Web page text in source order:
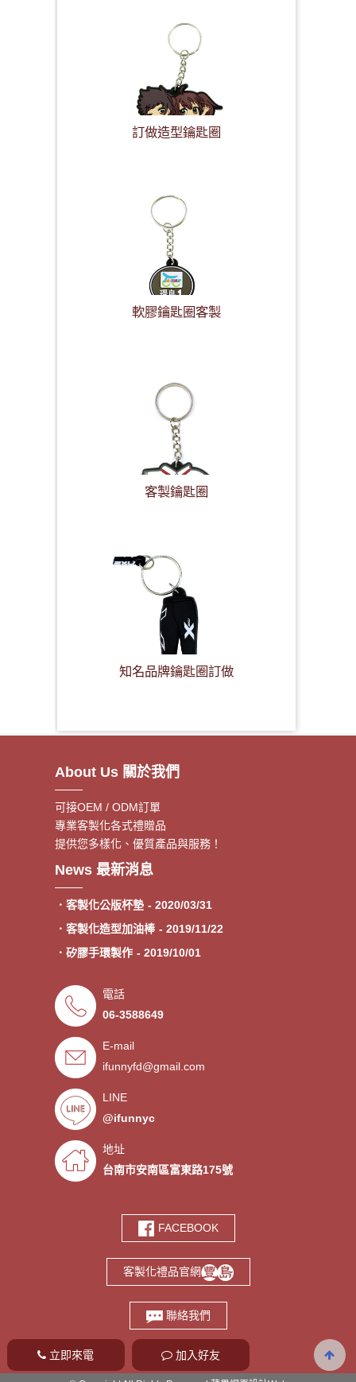
訂做造型鑰匙圈
軟膠鑰匙圈客製
客製鑰匙圈
知名品牌鑰匙圈訂做
About Us 關於我們
可接OEM / ODM訂單
專業客製化各式禮贈品
提供您多樣化、優質產品與服務！
News 最新消息
費》
．客製化公版杯墊 - 2020/03/31
．客製化造型加油棒 - 2019/11/22
．矽膠手環製作 - 2019/10/01
．來圖印製氣囊支架 低起訂量
．超低價少量手環客製
．禮贈品客製化服務，歡迎免費
索取樣品。
．氣囊支架客製服務 - 2019/08/30
．廣告扇製作工廠 -競選造勢熱
門宣傳贈品
．宮廟神明結緣品訂做
．水晶滴膠氣囊支架製作
．客製氣囊手機支架 - 2019/06/18
．鑰匙圈少量客製印刷歡迎打樣‎ - 2019/05/10
．鑰匙圈客製化專家 - 2019/05/10
．台南螢幕擦拭貼製造廠商‎ - 2019/05/07
．選舉宣傳造勢擦拭貼訂做 - 2019/05/06
．伸縮氣囊手機支架客製 - 2019/04/18
電話
06-3588649
E-mail
ifunnyfd@gmail.com
LINE
@ifunnyc
地址
台南市安南區富東路175號
FACEBOOK
客製化禮品官網
聯絡我們
立即來電 加入好友